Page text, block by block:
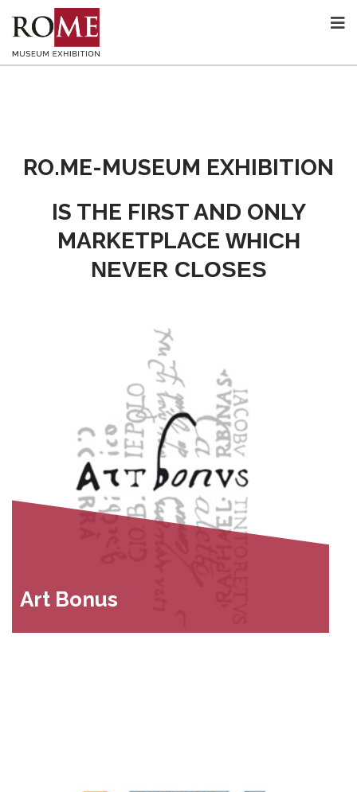
RO.ME-MUSEUM EXHIBITION
IS THE FIRST AND ONLY
MARKETPLACE WHICH
NEVER CLOSES
Art Bonus